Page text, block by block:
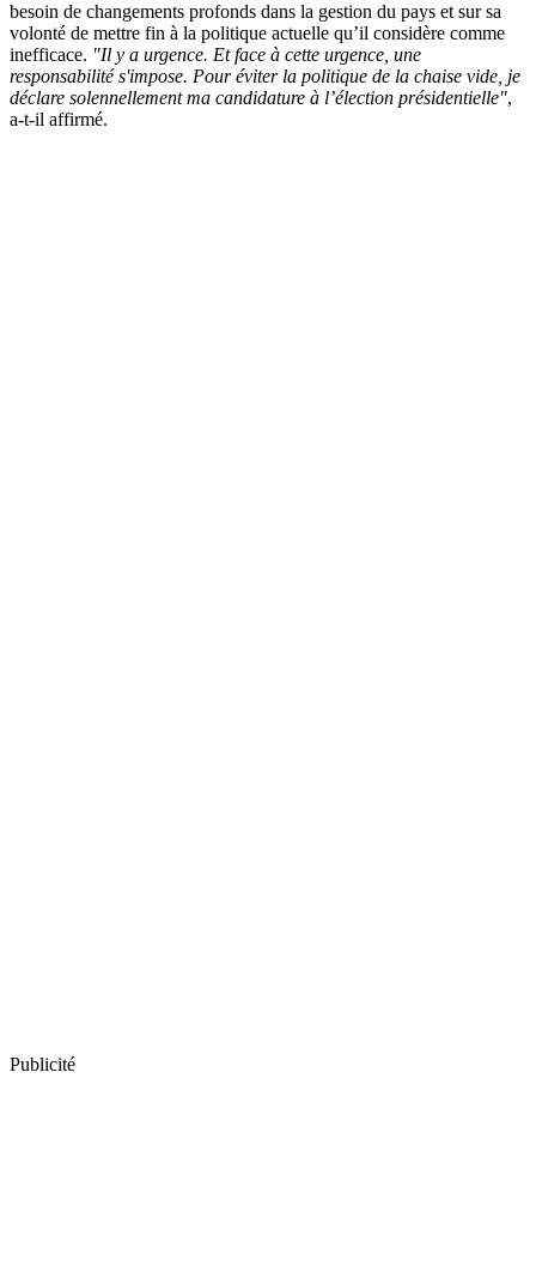
besoin de changements profonds dans la gestion du pays et sur sa
volonté de mettre fin à la politique actuelle qu’il considère comme
inefficace. "Il y a urgence. Et face à cette urgence, une
responsabilité s'impose. Pour éviter la politique de la chaise vide, je
déclare solennellement ma candidature à l’élection présidentielle",
a-t-il affirmé.
Publicité